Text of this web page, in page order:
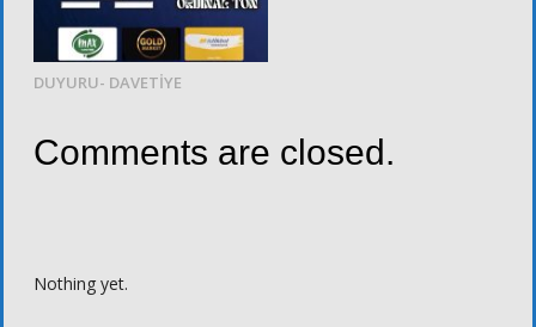
DUYURU- DAVETİYE
Comments are closed.
Nothing yet.